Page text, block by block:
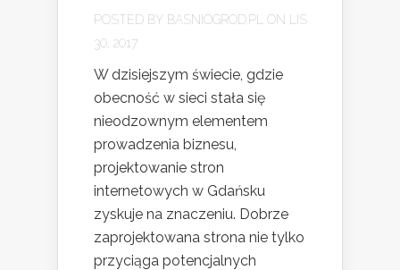
POSTED BY BASNIOGROD.PL
ON LIS
30, 2017
W dzisiejszym świecie, gdzie
obecność w sieci stała się
nieodzownym elementem
prowadzenia biznesu,
projektowanie stron
internetowych w Gdańsku
zyskuje na znaczeniu. Dobrze
zaprojektowana strona nie tylko
przyciąga potencjalnych